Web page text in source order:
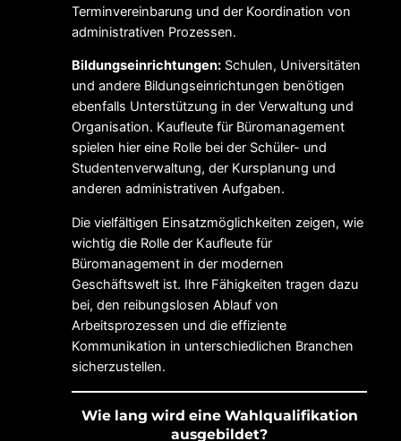
Terminvereinbarung und der Koordination von
administrativen Prozessen.
Bildungseinrichtungen: Schulen, Universitäten
und andere Bildungseinrichtungen benötigen
ebenfalls Unterstützung in der Verwaltung und
Organisation. Kaufleute für Büromanagement
spielen hier eine Rolle bei der Schüler- und
Studentenverwaltung, der Kursplanung und
anderen administrativen Aufgaben.
Die vielfältigen Einsatzmöglichkeiten zeigen, wie
wichtig die Rolle der Kaufleute für
Büromanagement in der modernen
Geschäftswelt ist. Ihre Fähigkeiten tragen dazu
bei, den reibungslosen Ablauf von
Arbeitsprozessen und die effiziente
Kommunikation in unterschiedlichen Branchen
sicherzustellen.
Wie lang wird eine Wahlqualifikation
ausgebildet?